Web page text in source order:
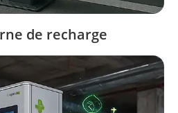
de recharge